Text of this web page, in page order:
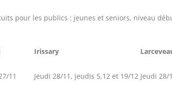
pour les publics : jeunes et seniors, niveau
Irissary
11
Jeudi 28/11, jeudis 5,12 et 19/12 Jeudi